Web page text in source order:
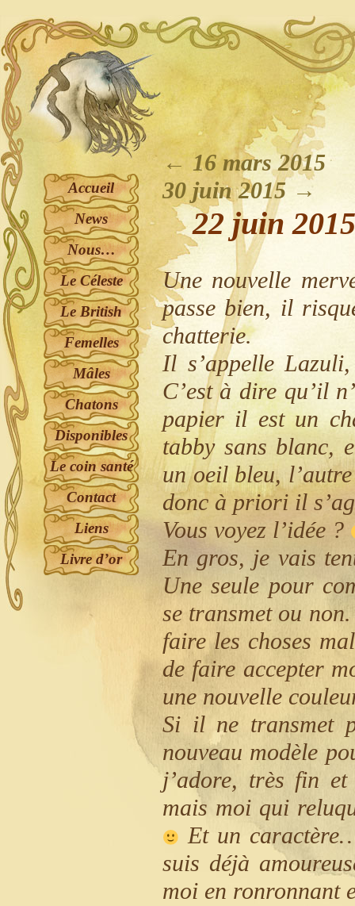
←16 mars 2015
30 juin 2015 →
22 juin
Une nouvelle
passe bien, il
chatterie.
Il s’appelle
C’est à dire qu’il
papier il est un
tabby sans blanc,
un oeil bleu,
donc à priori il
Vous voyez l’idée ?
En gros, je vais
Une seule pour
se transmet ou
faire les choses
de faire accepter
une nouvelle
Si il ne transmet
nouveau modèle
j’adore, très fin
mais moi qui
Et un
suis déjà
moi en ronronnant
Accueil
News
Nous…
Le Céleste
Le British
Femelles
Mâles
Chatons
Disponibles
Le coin santé
Contact
Liens
Livre d’or